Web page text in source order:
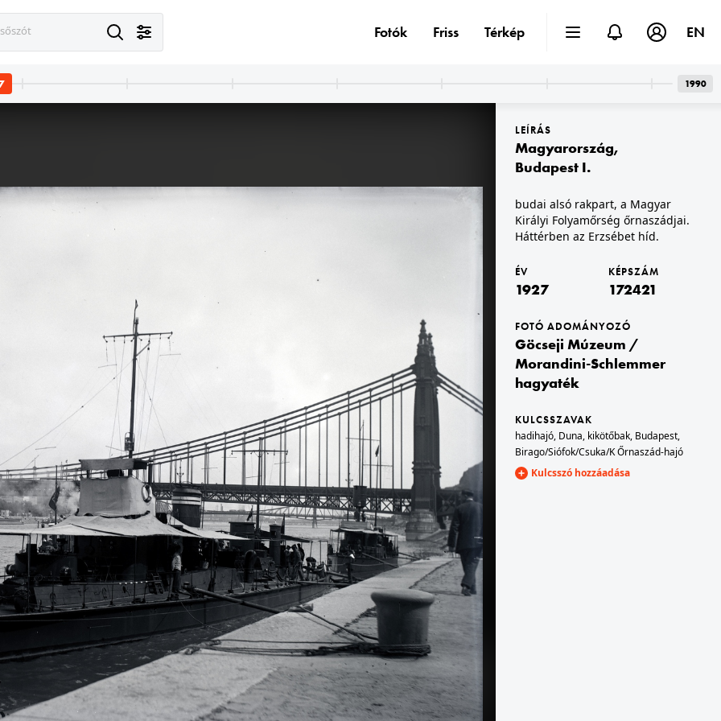
I. · Tabán
a Kereszt utca felé nézve.
1927 · Budapest I. · Tabán
1927 · Budapest I. · Tabán
Naphegy utca a Czakó utcai elemi iskola alatt, balra háttérben az Attila út 59. (Attila utca 19.) számú ház látszik.
1927 · Budapest V.
kilátás a Gellért-hegyről a Szent István-bazilika felé. Előtérben az Erzsébet híd pesti hídfője és a Március 15. (Eskü) tér a piarista tömb még álló épületeivel.
1927
Hosszú (Szentháromság) temető, Prohászka Ottokár püspök sírja a temetőkápolnában.
· Balatonfüred
temető utca 1., Siske-malom.
1927 · Magyarország
1927 · Budapest I. · Tabán
Orbán utca 9., balra fent a Felsőhegy utca házai.
1927 · Budapest · Margitsziget
Víztorony.
LEÍRÁS
Magyarország,
Budapest I.
budai alsó rakpart, a Magyar
Királyi Folyamőrség őrnaszádjai.
Háttérben az Erzsébet híd.
ÉV
1927
KÉPSZÁM
172421
FOTÓ ADOMÁNYOZÓ
Göcseji Múzeum /
Morandini-Schlemmer
hagyaték
KULCSSZAVAK
hadihajó, Duna, kikötőbak, Budapest,
Birago/Siófok/Csuka/K Őrnaszád-hajó
Kulcsszó hozzáadása
Fotók Friss Térkép EN
1990